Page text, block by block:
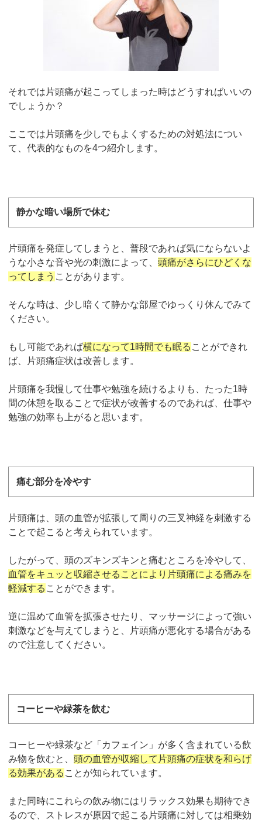
それでは片頭痛が起こってしまった時はどうすればいいの
でしょうか？
ここでは片頭痛を少しでもよくするための対処法につい
て、代表的なものを4つ紹介します。
静かな暗い場所で休む
片頭痛を発症してしまうと、普段であれば気にならないよ
うな小さな音や光の刺激によって、頭痛がさらにひどくな
ってしまう ことがあります。
そんな時は、少し暗くて静かな部屋でゆっくり休んでみて
ください。
もし可能であれば横になって1時間でも眠る ことができれ
ば、片頭痛症状は改善します。
片頭痛を我慢して仕事や勉強を続けるよりも、たった1時
間の休憩を取ることで症状が改善するのであれば、仕事や
勉強の効率も上がると思います。
痛む部分を冷やす
片頭痛は、頭の血管が拡張して周りの三叉神経を刺激する
ことで起こると考えられています。
したがって、頭のズキンズキンと痛むところを冷やして、
血管をキュッと収縮させることにより片頭痛による痛みを
軽減する ことができます。
逆に温めて血管を拡張させたり、マッサージによって強い
刺激などを与えてしまうと、片頭痛が悪化する場合がある
ので注意してください。
コーヒーや緑茶を飲む
コーヒーや緑茶など「カフェイン」が多く含まれている飲
み物を飲むと、頭の血管が収縮して片頭痛の症状を和らげ
る効果がある ことが知られています。
また同時にこれらの飲み物にはリラックス効果も期待でき
るので、ストレスが原因で起こる片頭痛に対しては相乗効